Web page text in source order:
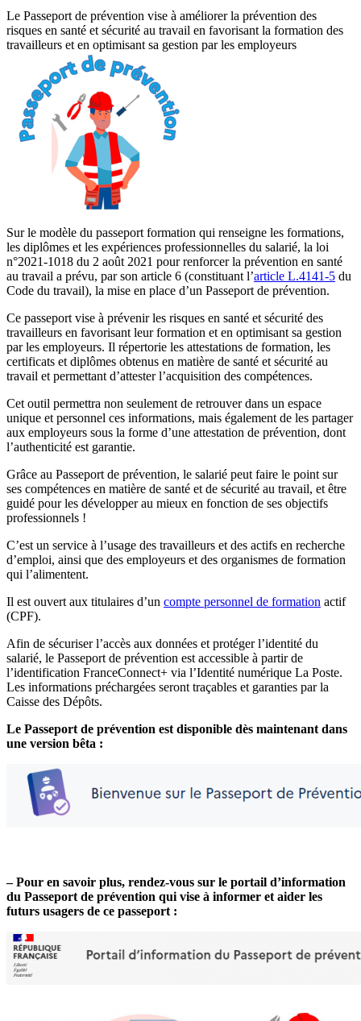
Le Passeport de prévention vise à améliorer la prévention des
risques en santé et sécurité au travail en favorisant la formation des
travailleurs et en optimisant sa gestion par les employeurs
Sur le modèle du passeport formation qui renseigne les formations,
les diplômes et les expériences professionnelles du salarié, la loi
n°2021-1018 du 2 août 2021 pour renforcer la prévention en santé
au travail a prévu, par son article 6 (constituant l’article L.4141-5 du
Code du travail), la mise en place d’un Passeport de prévention.
Ce passeport vise à prévenir les risques en santé et sécurité des
travailleurs en favorisant leur formation et en optimisant sa gestion
par les employeurs. Il répertorie les attestations de formation, les
certificats et diplômes obtenus en matière de santé et sécurité au
travail et permettant d’attester l’acquisition des compétences.
Cet outil permettra non seulement de retrouver dans un espace
unique et personnel ces informations, mais également de les partager
aux employeurs sous la forme d’une attestation de prévention, dont
l’authenticité est garantie.
Grâce au Passeport de prévention, le salarié peut faire le point sur
ses compétences en matière de santé et de sécurité au travail, et être
guidé pour les développer au mieux en fonction de ses objectifs
professionnels !
C’est un service à l’usage des travailleurs et des actifs en recherche
d’emploi, ainsi que des employeurs et des organismes de formation
qui l’alimentent.
Il est ouvert aux titulaires d’un compte personnel de formation actif
(CPF).
Afin de sécuriser l’accès aux données et protéger l’identité du
salarié, le Passeport de prévention est accessible à partir de
l’identification FranceConnect+ via l’Identité numérique La Poste.
Les informations préchargées seront traçables et garanties par la
Caisse des Dépôts.
Le Passeport de prévention est disponible dès maintenant dans
une version bêta :
– Pour en savoir plus, rendez-vous sur le portail d’information
du Passeport de prévention qui vise à informer et aider les
futurs usagers de ce passeport :